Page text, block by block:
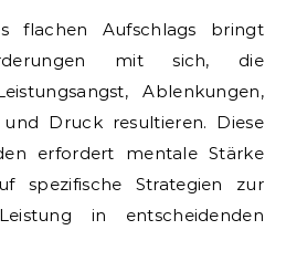
flachen Aufschlags bringt
mit sich, die
Ablenkungen,
Druck resultieren. Diese
erfordert mentale Stärke
spezifische Strategien zur
in entscheidenden